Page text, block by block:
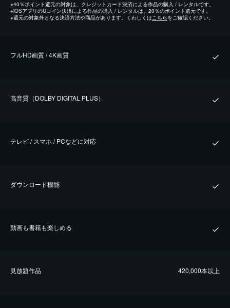
※40％ポイント還元の対象は、クレジットカード決済による作品の購入 / レンタルです。
※iOSアプリのUコイン決済による作品の購入 / レンタルは、20％のポイント還元です。
※還元の対象外となる決済方法や商品があります。くわしくはこちらをご確認ください。
フルHD画質 / 4K画質
⾼⾳質（DOLBY DIGITAL PLUS）
テレビ / スマホ / PCなどに対応
ダウンロード機能
動画も書籍も楽しめる
⾒放題作品 420,000本以上